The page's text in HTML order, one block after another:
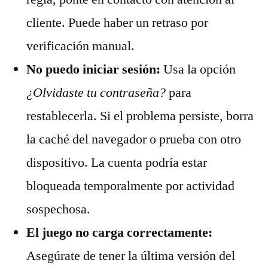
cliente. Puede haber un retraso por
verificación manual.
No puedo iniciar sesión: Usa la opción
¿Olvidaste tu contraseña?para
restablecerla. Si el problema persiste, borra
la caché del navegador o prueba con otro
dispositivo. La cuenta podría estar
bloqueada temporalmente por actividad
sospechosa.
El juego no carga correctamente:
Asegúrate de tener la última versión del